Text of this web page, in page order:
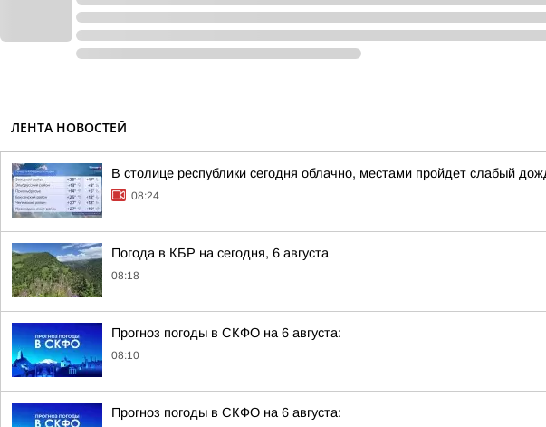
ЛЕНТА НОВОСТЕЙ
В столице республики сегодня облачно, местами пройдет слабый
08:24
Погода в КБР на сегодня, 6 августа
08:18
Прогноз погоды в СКФО на 6 августа:
08:10
Прогноз погоды в СКФО на 6 августа: